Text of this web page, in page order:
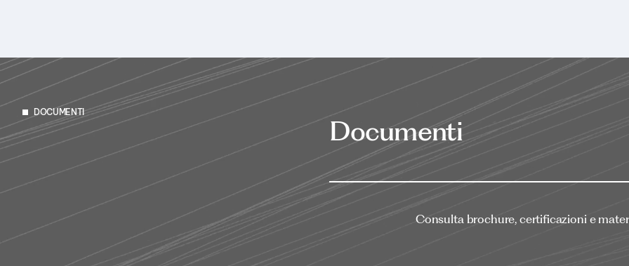
DOCUMENTI
Documenti
Consulta brochure, certificazioni e